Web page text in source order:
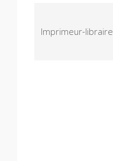
Imprimeur-libraire